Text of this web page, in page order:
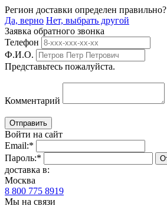
Регион доставки определен правильно?
Да, верно Нет, выбрать другой
Заявка обратного звонка
Телефон
Ф.И.О.
Представьтесь пожалуйста.
Комментарий
Войти на сайт
Email:*
Пароль:*
доставка в:
Москва
8 800 775 8919
Мы на связи